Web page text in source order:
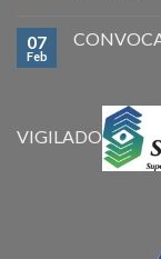
07
Feb
VIGILADO